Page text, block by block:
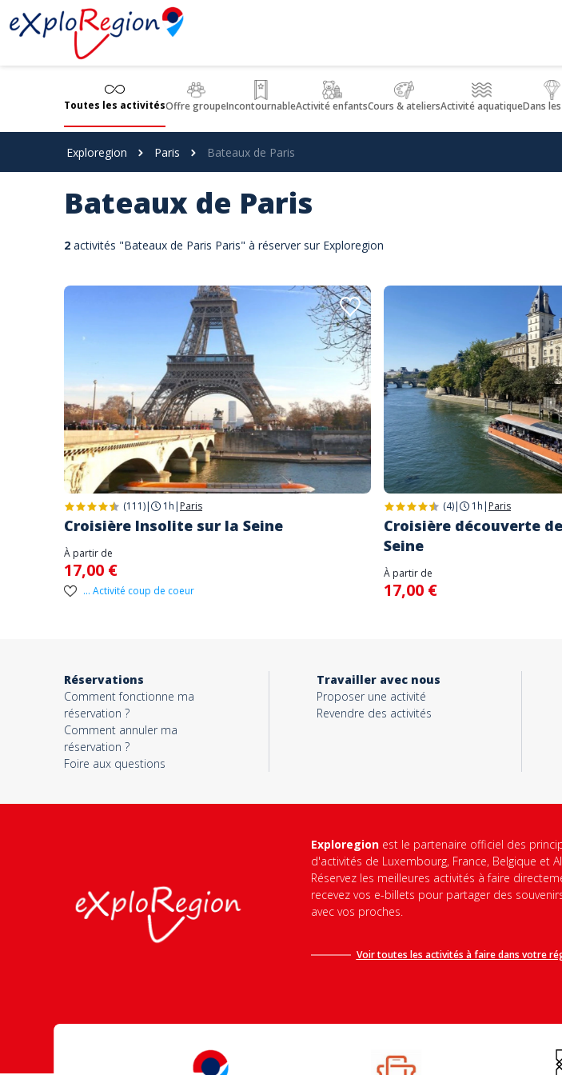
Panneau de gestion des cookies
Toutes les activitésOffre groupeIncontournableActivité enfantsCours & ateliersActivité aquatiqueDans
Exploregion Paris Bateaux de Paris
Bateaux de Paris
2 activités "Bateaux de Paris Paris" à réserver sur Exploregion
(111)| 1h | Paris
Croisière Insolite sur la Seine
À partir de
17,00 €
... Activité coup de coeur
(4)| 1h | Paris
Croisière découverte
Seine
À partir de
17,00 €
Réservations
Comment fonctionne ma
réservation ?
Comment annuler ma
réservation ?
Foire aux questions
Travailler avec nous
Proposer une activité
Revendre des activités
Exploregionest le partenaire officiel des
d'activités de Luxembourg, France, Belgique et
Réservez les meilleures activités à faire
recevez vos e-billets pour partager des
avec vos proches.
Voir toutes les activités à faire dans votre